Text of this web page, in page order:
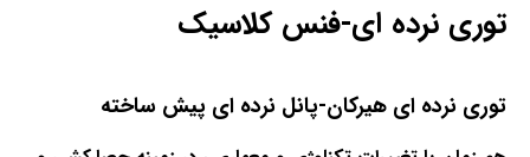
توری نرده ای-فنس کلاسیک
توری نرده ای هیرکان-پانل نرده ای پیش ساخته